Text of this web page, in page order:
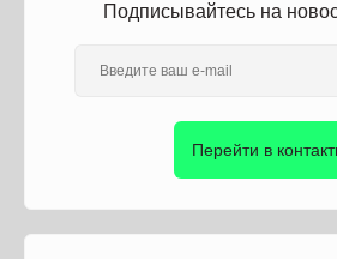
Подписывайтесь на
Перейти в